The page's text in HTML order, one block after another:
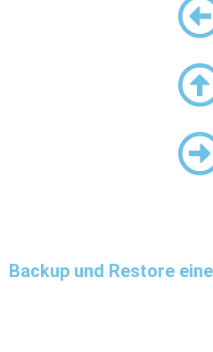
Backup und Restore